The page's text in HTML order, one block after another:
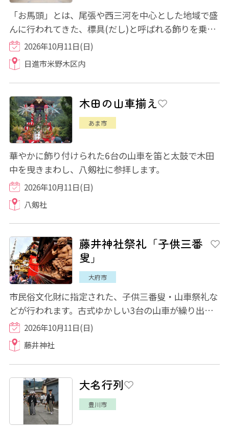
「お馬頭」とは、尾張や西三河を中心とした地域で盛
んに行われてきた、標具(だし)と呼ばれる飾りを乗せ
た飾り馬を主体とした献馬儀礼です。 米野...
2026年10月11日(日)
日進市米野木区内
木田の山車揃え
あま市
華やかに飾り付けられた6台の山車を笛と太鼓で木田
中を曳きまわし、八剱社に参拝します。
2026年10月11日(日)
八剱社
藤井神社祭礼「子供三番
叟」
大府市
市民俗文化財に指定された、子供三番叟・山車祭礼な
どが行われます。古式ゆかしい3台の山車が繰り出
し、晴れの衣装をまとった子供たちが天・地・人...
2026年10月11日(日)
藤井神社
大名行列
豊川市